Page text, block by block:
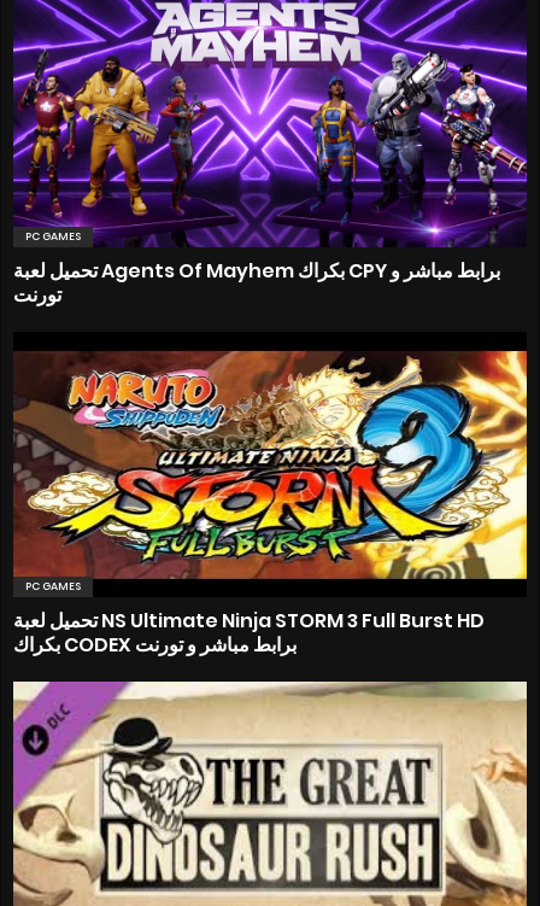
PC GAMES
تحميل لعبة Agents Of Mayhem بكراك CPY برابط مباشر و
تورنت
PC GAMES
تحميل لعبة NS Ultimate Ninja STORM 3 Full Burst HD
بكراك CODEX برابط مباشر و تورنت